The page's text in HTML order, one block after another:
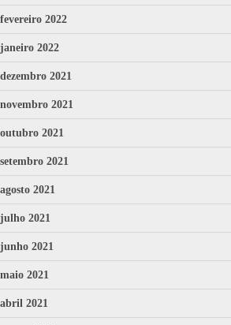
fevereiro 2022
janeiro 2022
dezembro 2021
novembro 2021
outubro 2021
setembro 2021
agosto 2021
julho 2021
junho 2021
maio 2021
abril 2021